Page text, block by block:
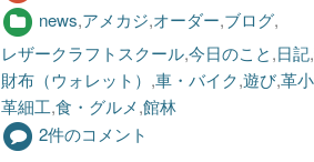
news,アメカジ,オーダー,ブログ,
レザークラフトスクール,今日のこと,日記,
財布（ウォレット） ,車・バイク,遊び,革
革細工,食・グルメ,館林
2件のコメント